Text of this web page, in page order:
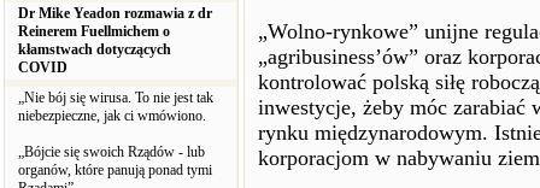
Dr Mike Yeadon rozmawia z dr
Reinerem Fuellmichem o
kłamstwach dotyczących
COVID
„Nie bój się wirusa. To nie jest tak
niebezpieczne, jak ci wmówiono.
„Bójcie się swoich Rządów - lub
organów, które panują ponad tymi
„Wolno-rynkowe” unijne
„agribusiness’ów” oraz
kontrolować polską siłę
inwestycje, żeby móc
rynku międzynarodowym.
korporacjom w nabywaniu